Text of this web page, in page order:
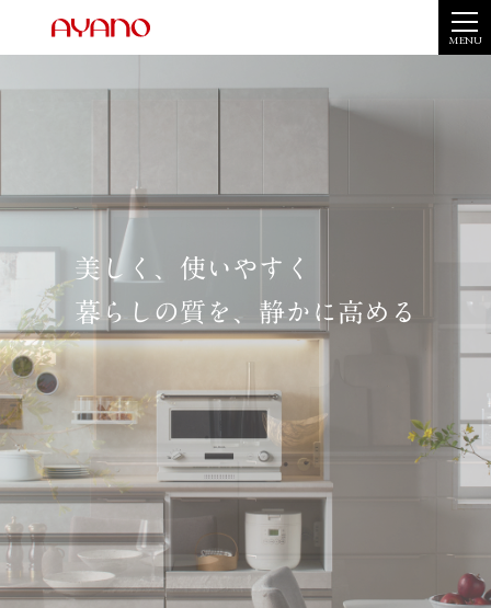
MENU
美しく、使いやすく
暮らしの質を、静かに高める